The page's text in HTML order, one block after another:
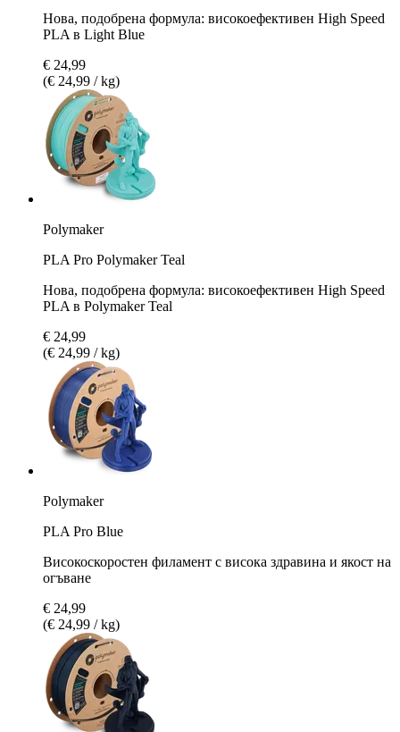
Нова, подобрена формула: високоефективен High Speed
PLA в Light Blue
€ 24,99
(€ 24,99 / kg)
Polymaker
PLA Pro Polymaker Teal
Нова, подобрена формула: високоефективен High Speed
PLA в Polymaker Teal
€ 24,99
(€ 24,99 / kg)
Polymaker
PLA Pro Blue
Високоскоростен филамент с висока здравина и якост на
огъване
€ 24,99
(€ 24,99 / kg)